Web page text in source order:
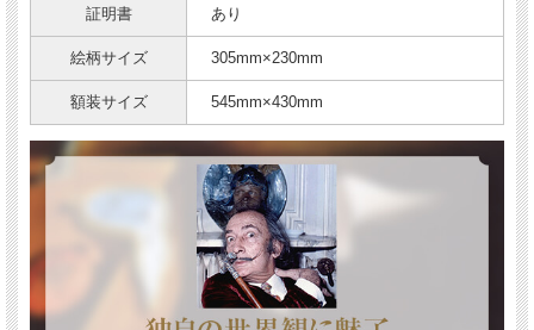
証明書 あり
絵柄サイズ 305mm×230mm
額装サイズ 545mm×430mm